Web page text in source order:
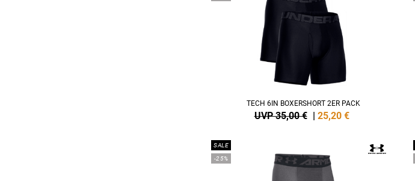
TECH 6IN BOXERSHORT 2ER PACK
UVP 35,00 € | 25,20 €
SALE
-25%